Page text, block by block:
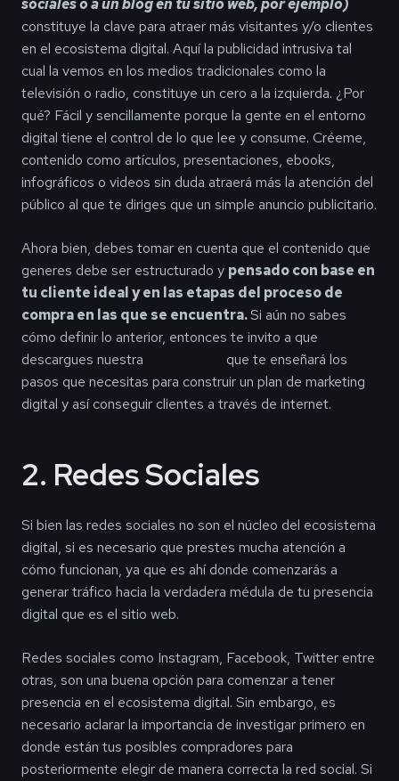
sociales o a un blog en tu sitio web, por ejemplo)
constituye la clave para atraer más visitantes y/o clientes
en el ecosistema digital. Aquí la publicidad intrusiva tal
cual la vemos en los medios tradicionales como la
televisión o radio, constituye un cero a la izquierda. ¿Por
qué? Fácil y sencillamente porque la gente en el entorno
digital tiene el control de lo que lee y consume. Créeme,
contenido como artículos, presentaciones, ebooks,
infográficos o videos sin duda atraerá más la atención del
público al que te diriges que un simple anuncio publicitario.
Ahora bien, debes tomar en cuenta que el contenido que
generes debe ser estructurado y pensado con base en
tu cliente ideal y en las etapas del proceso de
compra en las que se encuentra.Si aún no sabes
cómo definir lo anterior, entonces te invito a que
descargues nuestra
que te enseñará los
pasos que necesitas para construir un plan de marketing
digital y así conseguir clientes a través de internet.
2. Redes Sociales
Si bien las redes sociales no son el núcleo del ecosistema
digital, si es necesario que prestes mucha atención a
cómo funcionan, ya que es ahí donde comenzarás a
generar tráfico hacia la verdadera médula de tu presencia
digital que es el sitio web.
Redes sociales como Instagram, Facebook, Twitter entre
otras, son una buena opción para comenzar a tener
presencia en el ecosistema digital. Sin embargo, es
necesario aclarar la importancia de investigar primero en
donde están tus posibles compradores para
posteriormente elegir de manera correcta la red social. Si